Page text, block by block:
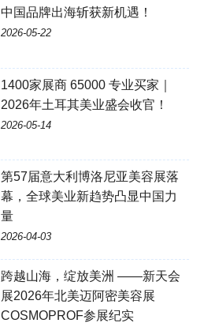
中国品牌出海斩获新机遇！
2026-05-22
1400家展商 65000 专业买家｜
2026年土耳其美业盛会收官！
2026-05-14
第57届意大利博洛尼亚美容展落
幕，全球美业新趋势凸显中国力
量
2026-04-03
跨越山海，绽放美洲 ——新天会
展2026年北美迈阿密美容展
COSMOPROF参展纪实